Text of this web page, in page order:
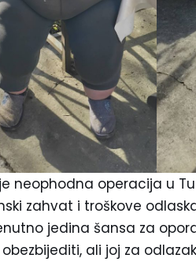
neophodna operacija u
zahvat i troškove
jedina šansa za
ali joj za